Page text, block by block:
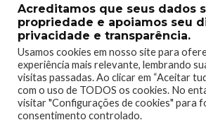
0
Acreditamos que seus dados
propriedade e apoiamos seu
privacidade e transparência.
Usamos cookies em nosso site para
experiência mais relevante, lembrando
visitas passadas. Ao clicar em “Aceitar
com o uso de TODOS os cookies. No
visitar "Configurações de cookies" para
consentimento controlado.